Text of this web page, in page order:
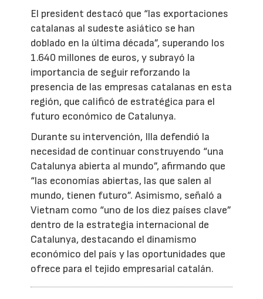
El president destacó que “las exportaciones
catalanas al sudeste asiático se han
doblado en la última década”, superando los
1.640 millones de euros, y subrayó la
importancia de seguir reforzando la
presencia de las empresas catalanas en esta
región, que calificó de estratégica para el
futuro económico de Catalunya.
Durante su intervención, Illa defendió la
necesidad de continuar construyendo “una
Catalunya abierta al mundo”, afirmando que
“las economías abiertas, las que salen al
mundo, tienen futuro”. Asimismo, señaló a
Vietnam como “uno de los diez países clave”
dentro de la estrategia internacional de
Catalunya, destacando el dinamismo
económico del país y las oportunidades que
ofrece para el tejido empresarial catalán.